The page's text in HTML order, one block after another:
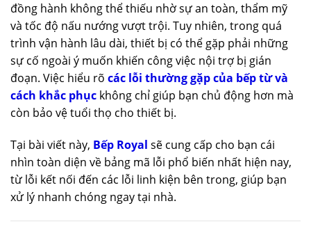
đồng hành không thể thiếu nhờ sự an toàn, thẩm mỹ
và tốc độ nấu nướng vượt trội. Tuy nhiên, trong quá
trình vận hành lâu dài, thiết bị có thể gặp phải những
sự cố ngoài ý muốn khiến công việc nội trợ bị gián
đoạn. Việc hiểu rõ các lỗi thường gặp của bếp từ và
cách khắc phục không chỉ giúp bạn chủ động hơn mà
còn bảo vệ tuổi thọ cho thiết bị.
Tại bài viết này, Bếp Royal sẽ cung cấp cho bạn cái
nhìn toàn diện về bảng mã lỗi phổ biến nhất hiện nay,
từ lỗi kết nối đến các lỗi linh kiện bên trong, giúp bạn
xử lý nhanh chóng ngay tại nhà.